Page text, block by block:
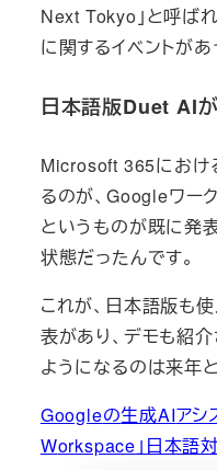
Next Tokyo」と呼ば
に関するイベントがあ
日本語版Duet AI
Microsoft 365におけ
るのが、Googleワー
というものが既に発
状態だったんです。
これが、日本語版も
表があり、デモも紹
ようになるのは来年
Googleの生成AIアシ
Workspace」日本語